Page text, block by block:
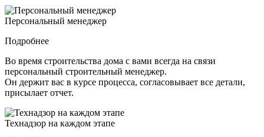
Персональный менеджер
Подробнее
Во время строительства дома с вами всегда на связи
персональный строительный менеджер.
Он держит вас в курсе процесса, согласовывает все детали,
присылает отчет.
Технадзор на каждом этапе